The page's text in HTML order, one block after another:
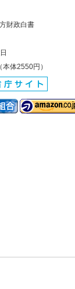
財政白書
体2550円）